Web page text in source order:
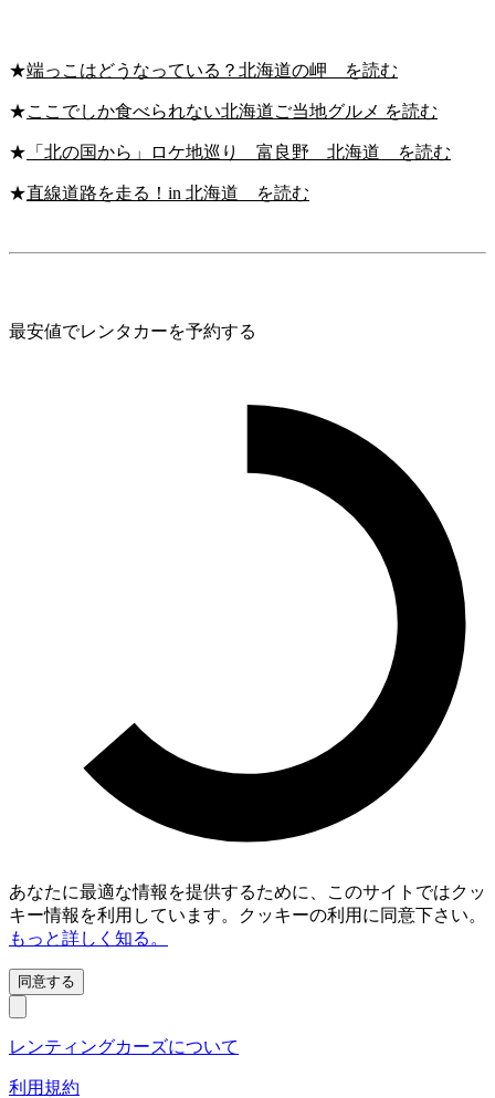
★端っこはどうなっている？北海道の岬 を読む
★ここでしか食べられない北海道ご当地グルメ を読む
★ 「北の国から」ロケ地巡り 富良野 北海道 を読む
★直線道路を走る！in 北海道 を読む
最安値でレンタカーを予約する
あなたに最適な情報を提供するために、このサイトではクッ
キー情報を利用しています。クッキーの利用に同意下さい。
もっと詳しく知る。
同意する
レンティングカーズについて
利用規約